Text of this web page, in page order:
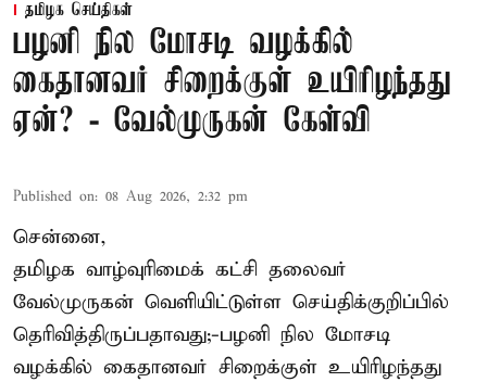
தமிழக செய்திகள்
பழனி நில மோசடி வழக்கில்
கைதானவர் சிறைக்குள் உயிரிழந்தது
ஏன்? - வேல்முருகன் கேள்வி
Published on: 08 Aug 2026, 2:32 pm
சென்னை,
தமிழக வாழ்வுரிமைக் கட்சி தலைவர்
வேல்முருகன் வெளியிட்டுள்ள செய்திக்குறிப்பில்
தெரிவித்திருப்பதாவது;-பழனி நில மோசடி
வழக்கில் கைதானவர் சிறைக்குள் உயிரிழந்தது